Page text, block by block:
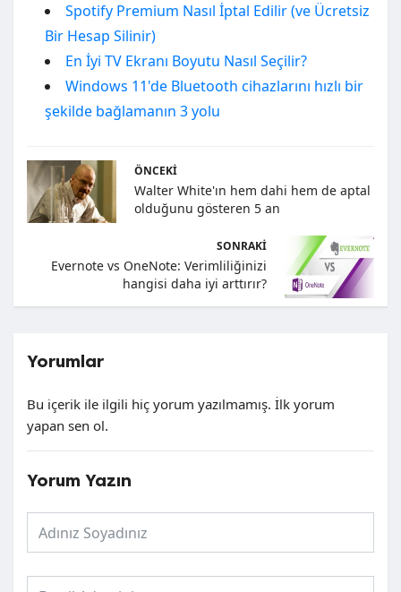
Spotify Premium Nasıl İptal Edilir (ve Ücretsiz
Bir Hesap Silinir)
En İyi TV Ekranı Boyutu Nasıl Seçilir?
Windows 11'de Bluetooth cihazlarını hızlı bir
şekilde bağlamanın 3 yolu
ÖNCEKI
Walter White'ın hem dahi hem de aptal
olduğunu gösteren 5 an
SONRAKI
Evernote vs OneNote: Verimliliğinizi
hangisi daha iyi arttırır?
Yorumlar
Bu içerik ile ilgili hiç yorum yazılmamış. İlk yorum
yapan sen ol.
Yorum Yazın